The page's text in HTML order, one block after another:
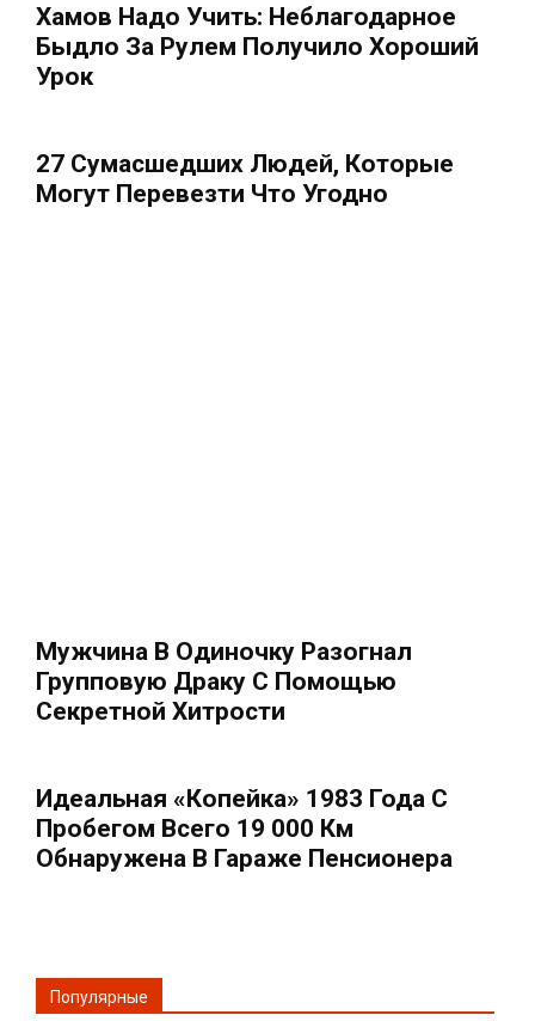
Хамов Надо Учить: Неблагодарное
Быдло За Рулем Получило Хороший
Урок
27 Сумасшедших Людей, Которые
Могут Перевезти Что Угодно
Мужчина В Одиночку Разогнал
Групповую Драку С Помощью
Секретной Хитрости
Идеальная «копейка» 1983 Года С
Пробегом Всего 19 000 Км
Обнаружена В Гараже Пенсионера
Популярные